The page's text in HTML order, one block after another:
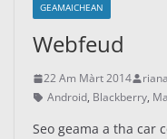
GEAMAICHEAN
Webfeud
22 Am Màrt 2014
Android, Blackberry,
Seo geama a tha car